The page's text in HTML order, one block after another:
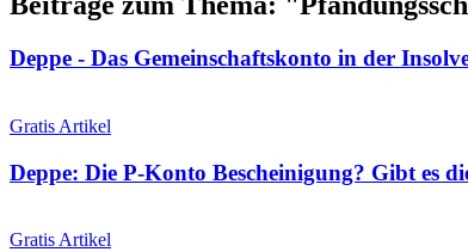
Deppe - Das Gemeinschaftskonto in der
Gratis Artikel
Deppe: Die P-Konto Bescheinigung? Gibt es
Gratis Artikel